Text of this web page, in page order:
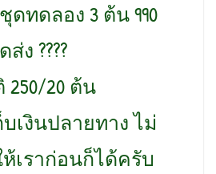
ดทดลอง 3 ต้น 990
ง ????
20 ต้น
บเงินปลายทาง ไม่
เราก่อนก็ได้ครับ